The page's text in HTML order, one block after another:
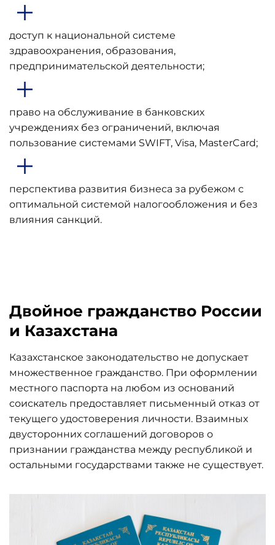
доступ к национальной системе
здравоохранения, образования,
предпринимательской деятельности;
право на обслуживание в банковских
учреждениях без ограничений, включая
пользование системами SWIFT, Visa, MasterCard;
перспектива развития бизнеса за рубежом с
оптимальной системой налогообложения и без
влияния санкций.
Двойное гражданство России
и Казахстана
Казахстанское законодательство не допускает
множественное гражданство. При оформлении
местного паспорта на любом из оснований
соискатель предоставляет письменный отказ от
текущего удостоверения личности. Взаимных
двусторонних соглашений договоров о
признании гражданства между республикой и
остальными государствами также не существует.